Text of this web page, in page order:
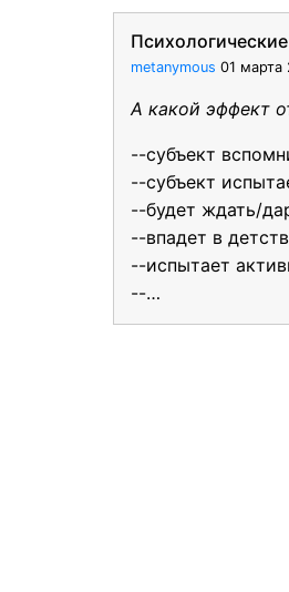
metanymous 01 марта
А какой эффект
--субъект
--субъект
--будет ждать/
--впадет в
--испытает
--…